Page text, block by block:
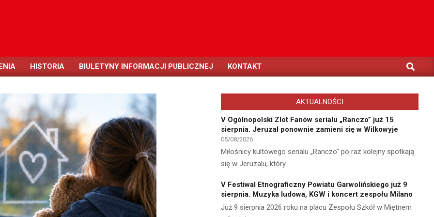
HISTORIA BIULETYNY INFORMACJI PUBLICZNEJ KONTAKT Search
AKTUALNOŚCI
V Ogólnopolski Zlot Fanów serialu „Ranczo” już 15
sierpnia. Jeruzal ponownie zamieni się w Wilkowyje
05/08/2026
Miłośnicy kultowego serialu „Ranczo” po raz kolejny spotkają
się w Jeruzalu, który
V Festiwal Etnograficzny Powiatu Garwolińskiego już 9
sierpnia. Muzyka ludowa, KGW i koncert zespołu Milano
Już 9 sierpnia 2026 roku na placu Zespołu Szkół w Miętnem